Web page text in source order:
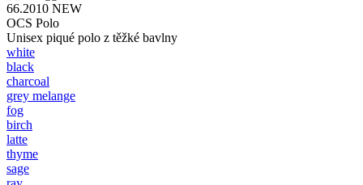
66.2010 NEW
OCS Polo
Unisex piqué polo z těžké bavlny
white
black
charcoal
grey melange
fog
birch
latte
thyme
sage